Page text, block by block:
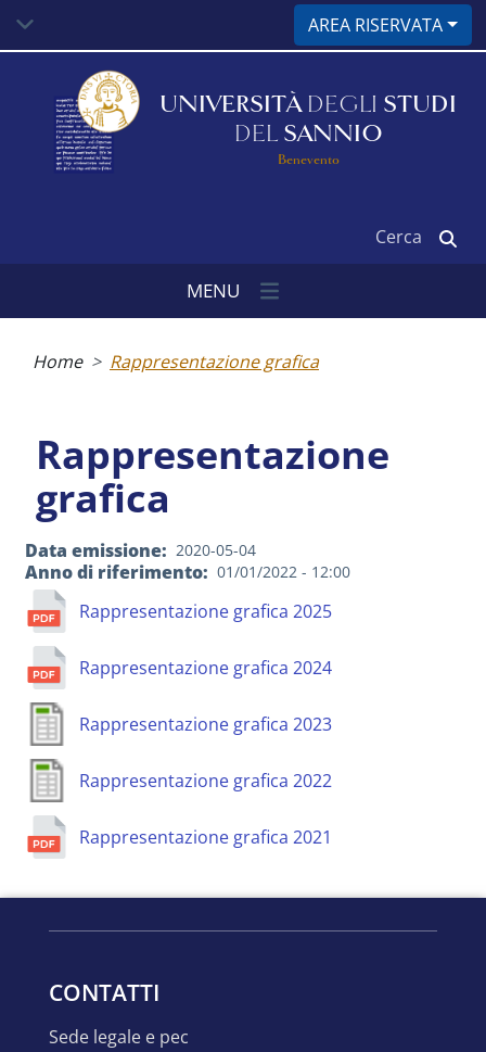
contenuto
AREA RISERVATA
UNIVERSITÀ DEGLI STUDI
DEL SANNIO
Benevento
MENU
Home Rappresentazione grafica
Rappresentazione
grafica
Data emissione 2020-05-04
Anno di riferimento 01/01/2022 - 12:00
Rappresentazione grafica 2025
Rappresentazione grafica 2024
Rappresentazione grafica 2023
Rappresentazione grafica 2022
Rappresentazione grafica 2021
CONTATTI
sede legale e pec